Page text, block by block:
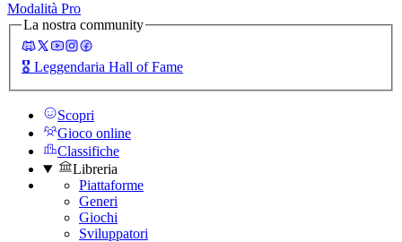
Modalità Pro
La nostra community
🎖️ Leggendaria Hall of Fame
Scopri
Gioco online
Classifiche
Libreria
Piattaforme
Generi
Giochi
Sviluppatori